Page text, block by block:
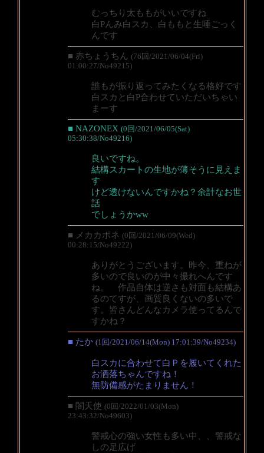
むっちり太ももがいいですね
白Pんみ白スカ、白ももと生唾ごっく
んです
■ 赤ちょうちん (76回/2021/06/04(Fri)
01:00:27/No49215)
誰もが振り返ってみたくなる格好です
白スカと白P合わせていただいちゃい
まーす
■ NAZONEX (0回/2021/06/05(Sat)
05:30:38/No49216)
良いですね。
結構スカートの生地が薄そうに見えま
す
けど透けないんですかね？余計なお世
話
でしょうかww
■ メカカポネ (0回/2021/06/09(Wed)
00:28:15/No49222)
ありがとうございます。昨今、重ねが
多いので良いのが中々撮れへんです
ね。 作品自体は逆さも対面も結構あ
るのてすが、画質良くないの多いで
す。皆さんどんなカメラ使ってるんで
すかね？
■ たか (1回/2021/06/14(Mon) 17:01:39/No49234)
白スカに合わせて白Ｐを履いてくれた
お洒落ちゃんですね！
無防備感がたまりません！
■ 闇天使 (0回/2022/01/03(Mon)
23:43:32/No49603)
警戒心の強い女性も多い中、、警戒な
しの足広げ